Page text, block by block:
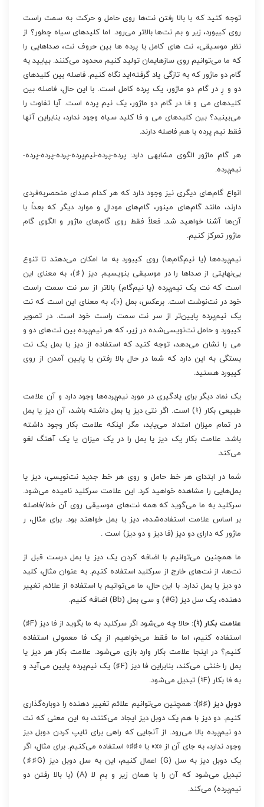
توجه کنید که با بالا رفتن نت‌ها روی حامل و حرکت به سمت راست
روی کیبورد، زیر و بم نت‌ها بالاتر می‌رود. اما کلیدهای سیاه چطور؟ از
نظر موسیقی، نت های کامل یا پرده ها بین حروف نت، صداهایی را
که ما می‌توانیم روی سازهایمان تولید کنیم محدود می‌کنند. بیایید به
گام دو ماژور که به تازگی یاد گرفته‌اید نگاه کنیم. فاصله بین کلیدهای
دو و رِ در گام دو ماژور، یک پرده کامل است. با این حال، فاصله بین
کلیدهای می و فا در گام دو ماژور، یک نیم پرده است. آیا تفاوت را
می‌بینید؟ بین کلیدهای می و فا کلید سیاه وجود ندارد، بنابراین آنها
فقط نیم پرده با هم فاصله دارند.
هر گام ماژور الگوی مشابهی دارد: پرده-پرده-نیم‌پرده-پرده-پرده-پرده-
نیم‌پرده.
انواع گام‌های دیگری نیز وجود دارد که هر کدام صدای منحصربه‌فردی
دارند، مانند گام‌های مینور، گام‌های مودال و موارد دیگر که بعداً با
آن‌ها آشنا خواهید شد. فعلاً فقط روی گام‌های ماژور و الگوی گام
ماژور تمرکز کنیم.
نیم‌پرده‌ها (یا نیم‌گام‌ها) روی کیبورد به ما امکان می‌دهند تا تنوع
بی‌نهایتی از صداها را در موسیقی بنویسیم. دیز (♯)، به معنای این
است که نت یک نیم‌پرده (یا نیم‌گام) بالاتر از سر نت سمت راست
خود در نت‌نوشت است. برعکس، بمل (♭)، به معنای این است که نت
یک نیم‌پرده پایین‌تر از سر نت سمت راست خود است. در تصویر
کیبورد و حامل نت‌نویسی‌شده در زیر، که هر نیم‌پرده بین نت‌های دو و
می را نشان می‌دهد، توجه کنید که استفاده از دیز یا بمل یک نت
بستگی به این دارد که شما در حال بالا رفتن یا پایین آمدن از روی
کیبورد هستید.
یک نماد دیگر برای یادگیری در مورد نیم‌پرده‌ها وجود دارد و آن علامت
طبیعی بکار (♮) است. اگر نتی دیز یا بمل داشته باشد، آن دیز یا بمل
در تمام میزان امتداد می‌یابد، مگر اینکه علامت بکار وجود داشته
باشد. علامت بکار یک دیز یا بمل را در یک میزان یا یک آهنگ لغو
می‌کند.
شما در ابتدای هر خط حامل و روی هر خط جدید نت‌نویسی، دیز یا
بمل‌هایی را مشاهده خواهید کرد. این علامت سرکلید نامیده می‌شود.
سرکلید به ما می‌گوید که همه نت‌های موسیقی روی آن خط/فاصله
بر اساس علامت استفاده‌شده، دیز یا بمل خواهند بود. برای مثال، ر
ماژور که دارای دو دیز (فا دیز و دو دیز) است .
ما همچنین می‌توانیم با اضافه کردن یک دیز یا بمل درست قبل از
نت‌ها، از نت‌های خارج از سرکلید استفاده کنیم. به عنوان مثال، کلید
دو دیز یا بمل ندارد. با این حال، ما می‌توانیم با استفاده از علائم تغییر
دهنده، یک سل دیز (G#) و سی بمل (Bb) اضافه کنیم.
علامت بکار (♮):
حالا چه می‌شود اگر سرکلید به ما بگوید از فا دیز (F♯)
استفاده کنیم، اما ما فقط می‌خواهیم از یک فا معمولی استفاده
کنیم؟ در اینجا علامت بکار وارد بازی می‌شود. علامت بکار هر دیز یا
بمل را خنثی می‌کند، بنابراین فا دیز (F♯) یک نیم‌پرده پایین می‌آید و
به فا بکار (F♮) تبدیل می‌شود.
دوبل دیز (♯♯): همچنین می‌توانیم علائم تغییر دهنده را دوباره‌گذاری
کنیم. دو دیز با هم یک دوبل دیز ایجاد می‌کنند، به این معنی که نت
دو نیم‌پرده بالا می‌رود. از آنجایی که راهی برای تایپ کردن دوبل دیز
وجود ندارد، به جای آن از «x» یا «♯♯» استفاده می‌کنیم. برای مثال، اگر
یک دوبل دیز به سل (G) اعمال کنیم، این به سل دوبل دیز (G♯♯)
تبدیل می‌شود که آن را با همان زیر و بمِ لا (A) (با بالا رفتن دو
نیم‌پرده) می‌کند.